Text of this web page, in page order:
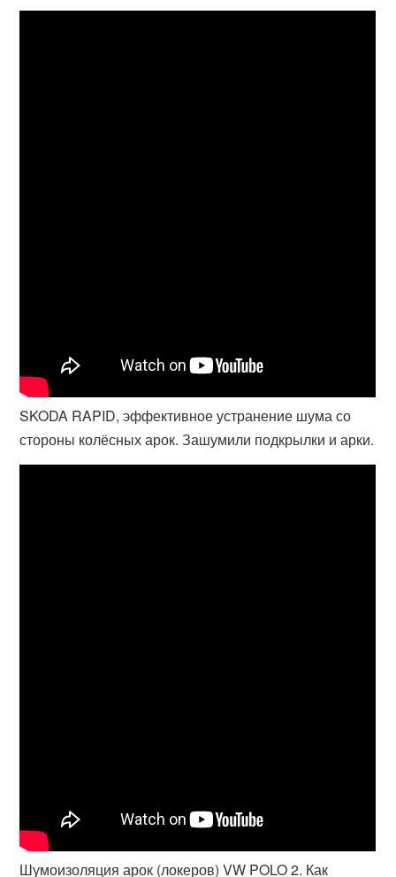
SKODA RAPID, эффективное устранение шума со
стороны колёсных арок. Зашумили подкрылки и арки.
Шумоизоляция арок (локеров) VW POLO 2. Как